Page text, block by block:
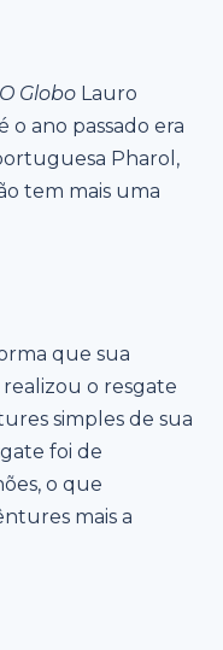
O Globo Lauro
o ano passado era
Pharol,
tem mais uma
que sua
realizou o resgate
simples de sua
foi de
o que
mais a